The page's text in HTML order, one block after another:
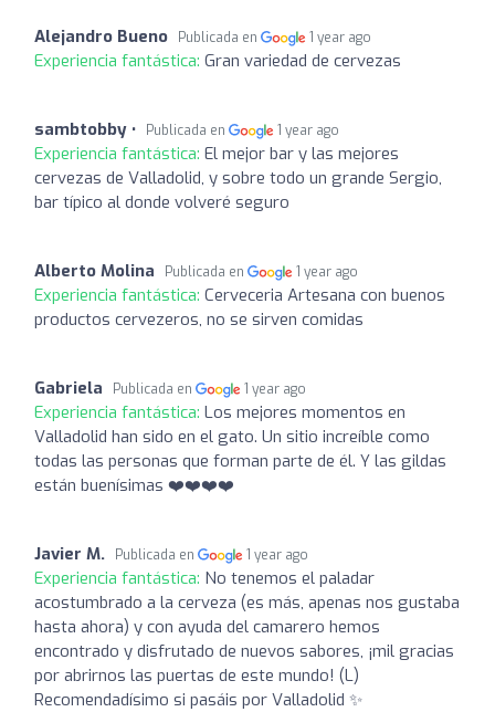
Alejandro Bueno Publicada en 1 year ago
Experiencia fantástica: Gran variedad de cervezas
sambtobby • Publicada en 1 year ago
Experiencia fantástica: El mejor bar y las mejores
cervezas de Valladolid, y sobre todo un grande Sergio,
bar típico al donde volveré seguro
Alberto Molina Publicada en 1 year ago
Experiencia fantástica: Cerveceria Artesana con buenos
productos cervezeros, no se sirven comidas
Gabriela Publicada en 1 year ago
Experiencia fantástica: Los mejores momentos en
Valladolid han sido en el gato. Un sitio increíble como
todas las personas que forman parte de él. Y las gildas
están buenísimas ❤️❤️❤️❤️
Javier M. Publicada en 1 year ago
Experiencia fantástica: No tenemos el paladar
acostumbrado a la cerveza (es más, apenas nos gustaba
hasta ahora) y con ayuda del camarero hemos
encontrado y disfrutado de nuevos sabores, ¡mil gracias
por abrirnos las puertas de este mundo! (L)
Recomendadísimo si pasáis por Valladolid ️✨